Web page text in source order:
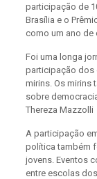
participação de
Brasília e o
como um ano de
Foi uma longa
participação dos
mirins. Os mirins
sobre
Thereza Mazzolli
A participação
política também
jovens. Eventos
entre escolas